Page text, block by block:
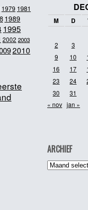
1979 1981
1989
1995
2002 2003
2010
M D
2
3
9
10
16
17
23
24
30
31
« nov jan »
ARCHIEF
Archief